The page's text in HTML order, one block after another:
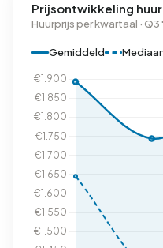
Prijsontwikkeling huur
Huurprijs per kwartaal · Q3
Gemiddeld